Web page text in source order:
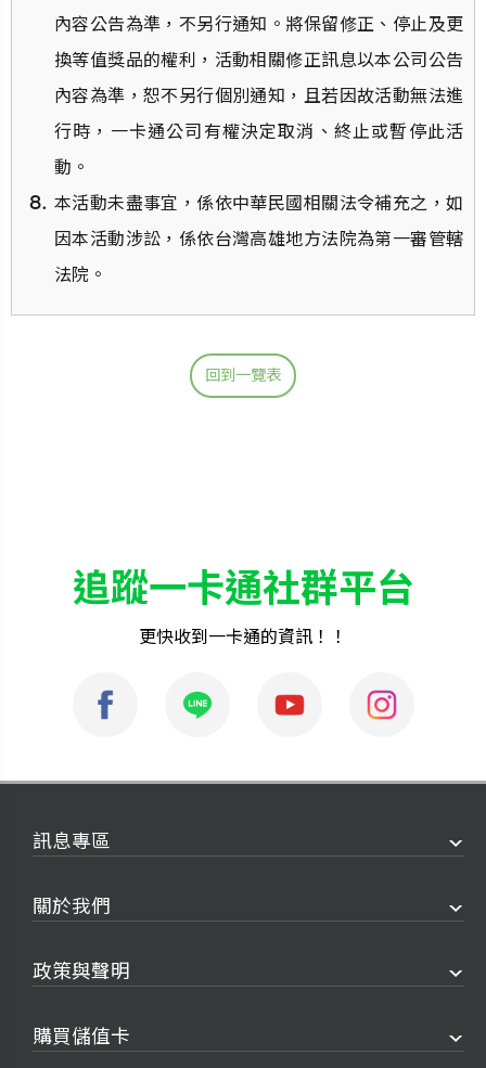
內容公告為準，不另行通知。將保留修正、停止及更
換等值獎品的權利，活動相關修正訊息以本公司公告
內容為準，恕不另行個別通知，且若因故活動無法進
行時，一卡通公司有權決定取消、終止或暫停此活
動。
本活動未盡事宜，係依中華民國相關法令補充之，如
因本活動涉訟，係依台灣高雄地方法院為第一審管轄
法院。
回到一覽表
追蹤一卡通社群平台
更快收到一卡通的資訊！！
訊息專區
關於我們
政策與聲明
購買儲值卡